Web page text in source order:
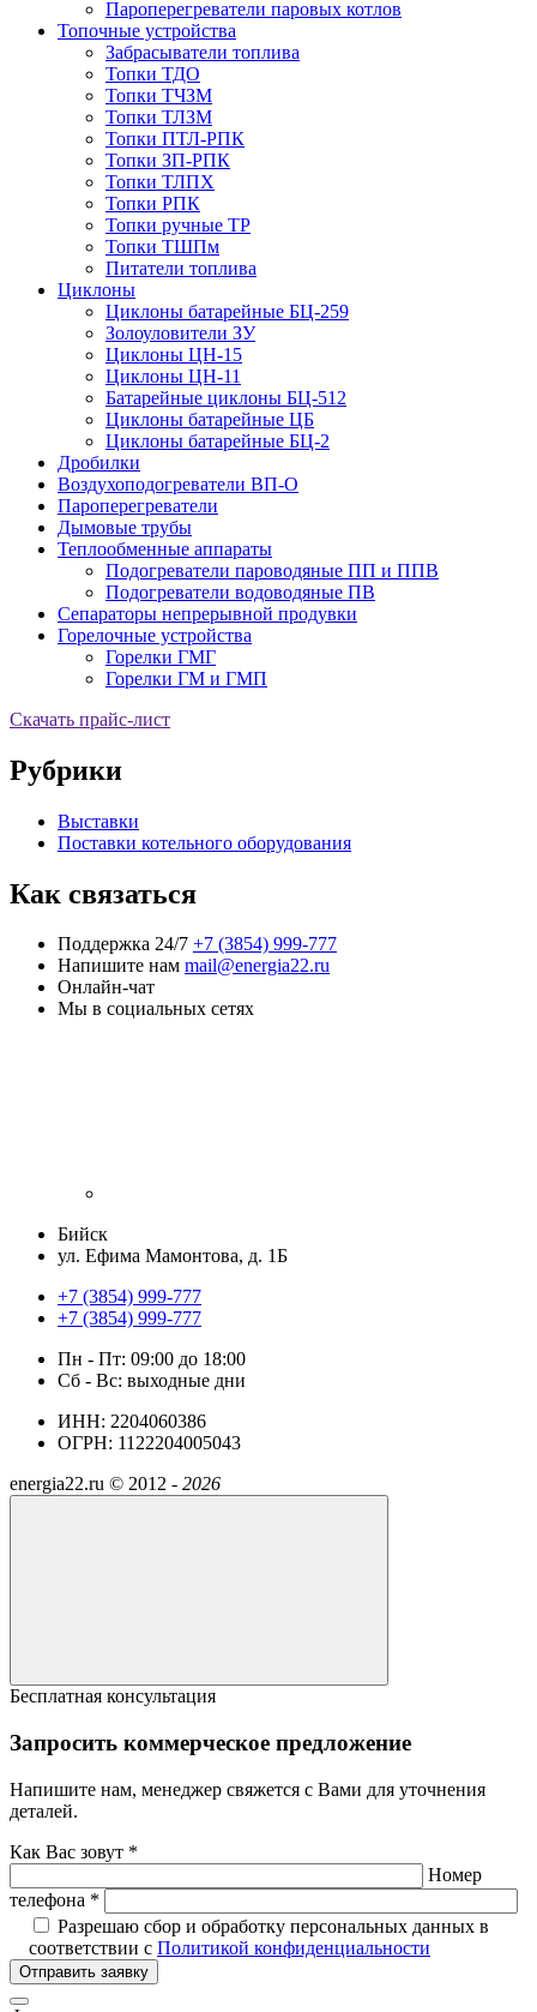
Пароперегреватели паровых котлов
Топочные устройства
Забрасыватели топлива
Топки ТДО
Топки ТЧЗМ
Топки ТЛЗМ
Топки ПТЛ-РПК
Топки ЗП-РПК
Топки ТЛПХ
Топки РПК
Топки ручные ТР
Топки ТШПм
Питатели топлива
Циклоны
Циклоны батарейные БЦ-259
Золоуловители ЗУ
Циклоны ЦН-15
Циклоны ЦН-11
Батарейные циклоны БЦ-512
Циклоны батарейные ЦБ
Циклоны батарейные БЦ-2
Дробилки
Воздухоподогреватели ВП-О
Пароперегреватели
Дымовые трубы
Теплообменные аппараты
Подогреватели пароводяные ПП и ППВ
Подогреватели водоводяные ПВ
Сепараторы непрерывной продувки
Горелочные устройства
Горелки ГМГ
Горелки ГМ и ГМП
Скачать прайс-лист
Рубрики
Выставки
Поставки котельного оборудования
Как связаться
Поддержка 24/7 +7 (3854) 999-777
Напишите нам mail@energia22.ru
Онлайн-чат
Мы в социальных сетях
Бийск
ул. Ефима Мамонтова, д. 1Б
+7 (3854) 999-777
+7 (3854) 999-777
Пн - Пт: 09:00 до 18:00
Сб - Вс: выходные дни
ИНН: 2204060386
ОГРН: 1122204005043
energia22.ru © 2012 - 2026
Бесплатная консультация
Запросить коммерческое предложение
Напишите нам, менеджер свяжется с Вами для уточнения
деталей.
Как Вас зовут *
Номер
телефона *
Разрешаю сбор и обработку персональных данных в
соответствии с Политикой конфиденциальности
Отправить заявку